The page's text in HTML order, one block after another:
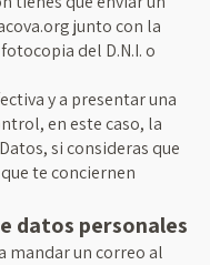
junto con la
del D.N.I. o
y a presentar una
en este caso, la
si consideras que
te conciernen
datos personales
mandar un correo al